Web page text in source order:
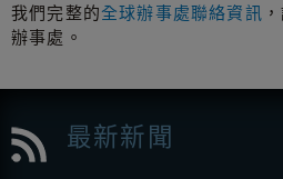
我們完整的全球辦事處聯絡資訊
辦事處。
最新新聞